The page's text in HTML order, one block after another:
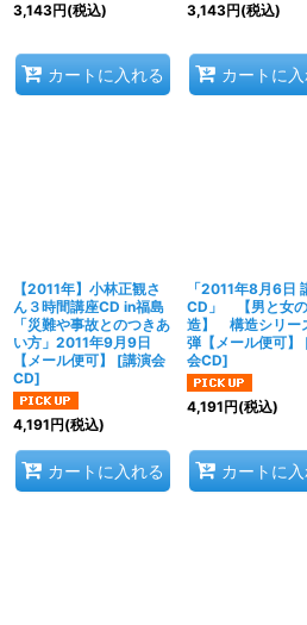
3,143円(税込)
カートに入れる
3,143円(税込)
カートに入
【2011年】小林正観さ
ん３時間講座CD in福島
「災難や事故とのつきあ
い方」2011年9月9日
【メール便可】
[講演会
CD]
4,191円(税込)
カートに入れる
「2011年8月6日
CD」 【男と女
造】 構造シリー
弾【メール便可】
会CD]
4,191円(税込)
カートに入